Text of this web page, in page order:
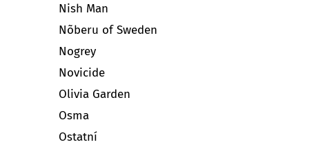
Nish Man
Nõberu of Sweden
Nogrey
Novicide
Olivia Garden
Osma
Ostatní